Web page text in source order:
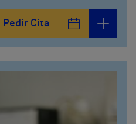
Pedir Cita